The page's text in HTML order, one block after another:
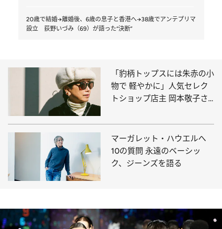
20歳で結婚→離婚後、6歳の息子と香港へ→38歳でアンテプリマ
設立 荻野いづみ（69）が語った“決断”
「豹柄トップスには朱赤の小
物で 軽やかに」人気セレク
トショップ店主 岡本敬子さ
マーガレット・ハウエルへ
10の質問 永遠のベーシッ
ク、ジーンズを語る